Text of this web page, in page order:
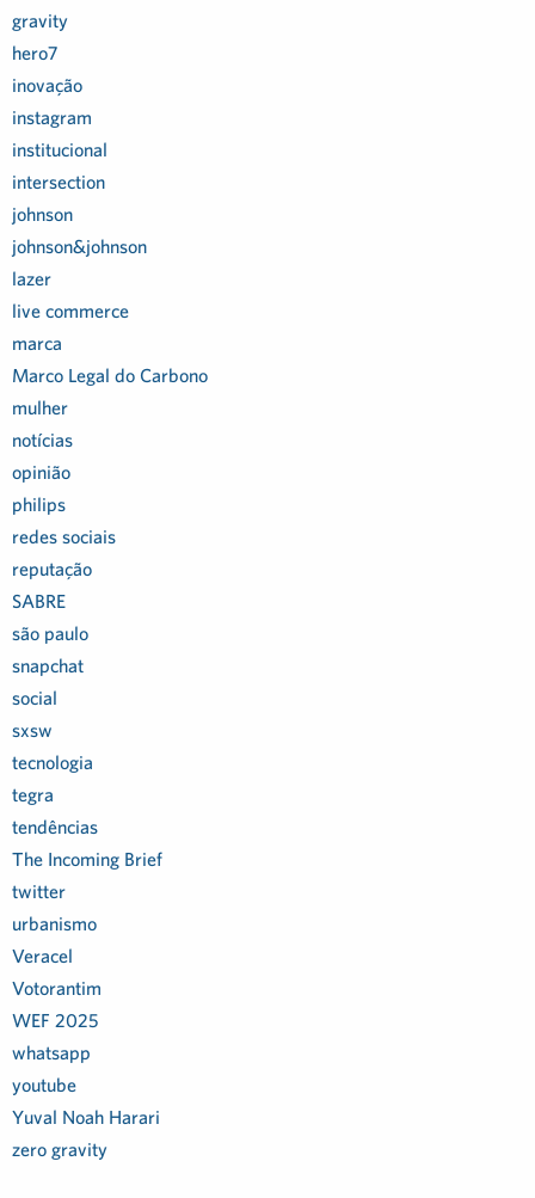
gravity
hero7
inovação
instagram
institucional
intersection
johnson
johnson&johnson
lazer
live commerce
marca
Marco Legal do Carbono
mulher
notícias
opinião
philips
redes sociais
reputação
SABRE
são paulo
snapchat
social
sxsw
tecnologia
tegra
tendências
The Incoming Brief
twitter
urbanismo
Veracel
Votorantim
WEF 2025
whatsapp
youtube
Yuval Noah Harari
zero gravity